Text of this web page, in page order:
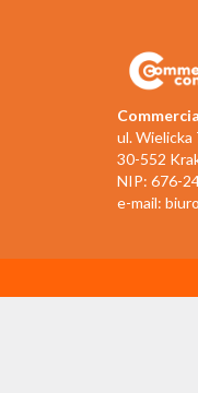
ul. Wielicka
30-552
NIP: 676-
e-mail: